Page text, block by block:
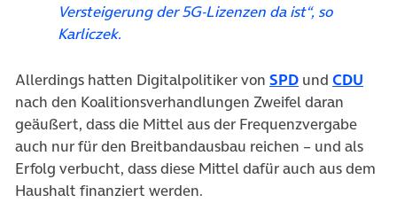
Versteigerung der 5G-Lizenzen da ist“, so
Karliczek.
Allerdings hatten Digitalpolitiker von SPD(öffnet in
und CDU
nach den Koalitionsverhandlungen Zweifel daran
geäußert, dass die Mittel aus der Frequenzvergabe
auch nur für den Breitbandausbau reichen – und als
Erfolg verbucht, dass diese Mittel dafür auch aus dem
Haushalt finanziert werden.